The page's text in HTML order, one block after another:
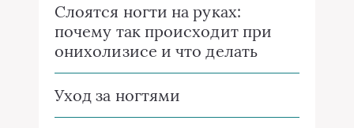
Слоятся ногти на руках:
почему так происходит при
онихолизисе и что делать
Уход за ногтями